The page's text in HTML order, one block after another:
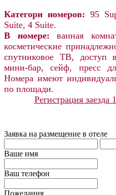
Категори номеров: 95
Suite, 4 Suite.
В номере:
ванная
косметические
спутниковое ТВ, доступ
мини-бар, сейф, пресс
Номера имеют
по площади.
Регистрация заезда
Заявка на размещение в отеле
Ваше имя
Ваш телефон
Пожелания